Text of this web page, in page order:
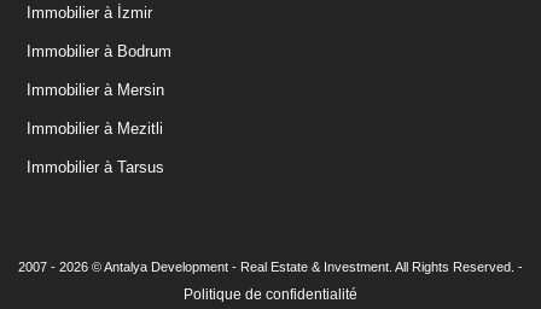
Immobilier à İzmir
Immobilier à Bodrum
Immobilier à Mersin
Immobilier à Mezitli
Immobilier à Tarsus
2007 - 2026 © Antalya Development - Real Estate & Investment. All Rights Reserved. -
Politique de confidentialité